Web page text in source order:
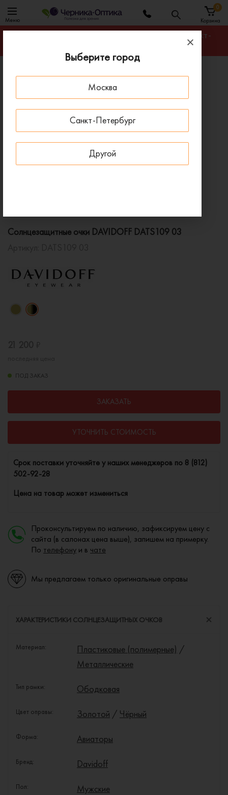
Выберите город
Москва
Санкт-Петербург
Другой
Меню Корзина
0
Гарантируем лучшую цену на любую оправу в Санкт-
Главная
Солнцезащитные очки
Солнцезащитные очки DAVIDOFF DATS109 03
Солнцезащитные очки DAVIDOFF DATS109 03
ПОД ЗАКАЗ
ЗАКАЗАТЬ
УТОЧНИТЬ СТОИМОСТЬ
Cрок поставки уточняйте у наших менеджеров по 8 (812)
502-92-28
Цена на товар может измениться
Проконсультируем по наличию, зафиксируем цену с
сайта (в салонах цена выше), запишем на примерку.
По телефону и в чате
Мы предлагаем только оригинальные оправы
ХАРАКТЕРИСТИКИ СОЛНЦЕЗАЩИТНЫХ ОЧКОВ
Материал: Пластиковые (полимерные) /
Металлические
Тип рамки: Ободковая
Цвет оправы: Золотой / Чёрный
Форма: Авиаторы
Бренд: Davidoff
Пол: Мужские
ПОД ЗАКАЗ